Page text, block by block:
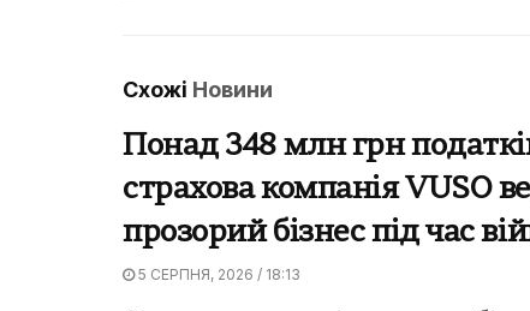
Схожі Новини
Понад 348 млн грн
страхова компанія VUSO
прозорий бізнес під час
5 СЕРПНЯ, 2026 / 18:13